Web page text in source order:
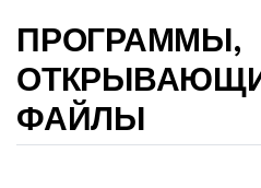
ПРОГРАММЫ,
ФАЙЛЫ